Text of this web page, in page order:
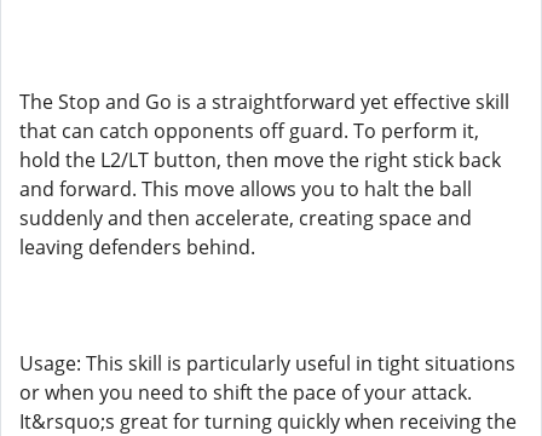
The Stop and Go is a straightforward yet effective skill
that can catch opponents off guard. To perform it,
hold the L2/LT button, then move the right stick back
and forward. This move allows you to halt the ball
suddenly and then accelerate, creating space and
leaving defenders behind.
Usage: This skill is particularly useful in tight situations
or when you need to shift the pace of your attack.
It&rsquo;s great for turning quickly when receiving the